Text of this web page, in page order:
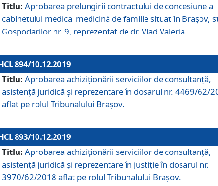
Titlu: Aprobarea prelungirii contractului de concesiune a
cabinetului medical medicină de familie situat în Braşov,
Gospodarilor nr. 9, reprezentat de dr. Vlad Valeria.
894/10.12.2019
Titlu: Aprobarea achiziţionării serviciilor de consultanţă,
asistenţă juridică şi reprezentare în dosarul nr. 4469/62/
aflat pe rolul Tribunalului Braşov.
893/10.12.2019
Titlu: Aprobarea achiziţionării serviciilor de consultanţă,
asistenţă juridică şi reprezentare în justiţie în dosarul nr.
3970/62/2018 aflat pe rolul Tribunalului Braşov.